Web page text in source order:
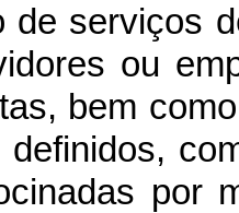
de serviços
ou
bem
definidos,
por